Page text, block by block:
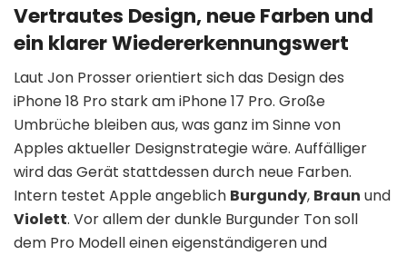
Vertrautes Design, neue Farben und
ein klarer Wiedererkennungswert
Laut Jon Prosser orientiert sich das Design des
iPhone 18 Pro stark am iPhone 17 Pro. Große
Umbrüche bleiben aus, was ganz im Sinne von
Apples aktueller Designstrategie wäre. Auffälliger
wird das Gerät stattdessen durch neue Farben.
Intern testet Apple angeblich Burgundy, Braun und
Violett. Vor allem der dunkle Burgunder Ton soll
dem Pro Modell einen eigenständigeren und